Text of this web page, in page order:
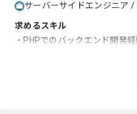
サーバーサイドエンジニア
求めるスキル
・PHPでのバックエンド開発